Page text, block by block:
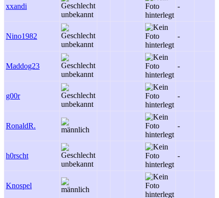
xxandi -
Nino1982 -
Maddog23 -
g00r -
RonaldR. -
h0rscht -
Knospel